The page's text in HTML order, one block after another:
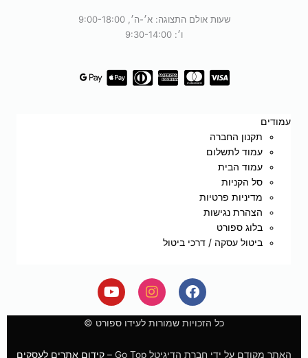
שעות אולם התצוגה: א׳-ה׳, 9:00-18:00
ו׳: 9:30-14:00
עמודים
תקנון החברה
עמוד לתשלום
עמוד הבית
סל הקניות
מדיניות פרטיות
הצהרת נגישות
בלוג ספורט
ביטול עסקה / דרכי ביטול
F
a
c
e
o
I
n
s
t
g
Y
o
u
t
b
כל הזכויות שמורות לעידו ספורט ©
האתר מקודם על ידי חברת הדיגיטל Go Top – קידום אתרים לעסקים